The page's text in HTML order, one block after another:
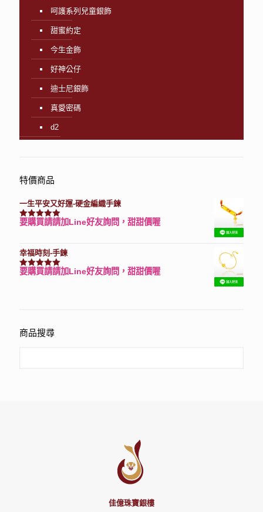
呵護系列兒童銀飾
甜蜜約定
今生金飾
好神公仔
迪士尼銀飾
真愛密碼
d2
特價商品
一生平安又好運-硬金編織手鍊
評分7740滿分 5
要購買請請加Line好友詢問，甜甜價喔
幸福時刻-手鍊
評分3150滿分 5
要購買請請加Line好友詢問，甜甜價喔
商品搜尋
佳億珠寶銀樓